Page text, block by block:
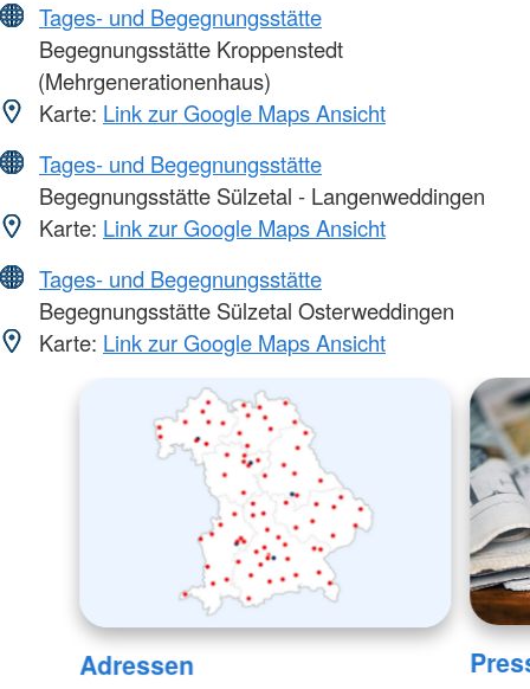
Tages- und Begegnungsstätte
Begegnungsstätte Kroppenstedt
(Mehrgenerationenhaus)
Karte: Link zur Google Maps Ansicht
Tages- und Begegnungsstätte
Begegnungsstätte Sülzetal - Langenweddingen
Karte: Link zur Google Maps Ansicht
Tages- und Begegnungsstätte
Begegnungsstätte Sülzetal Osterweddingen
Karte: Link zur Google Maps Ansicht
Adressen